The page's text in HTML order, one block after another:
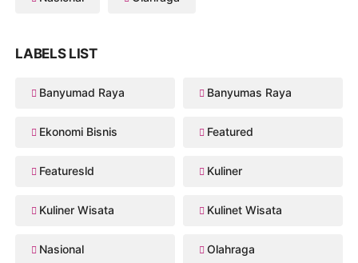
LABELS LIST
Banyumad Raya Banyumas Raya
Ekonomi Bisnis Featured
Featuresld Kuliner
Kuliner Wisata Kulinet Wisata
Nasional Olahraga